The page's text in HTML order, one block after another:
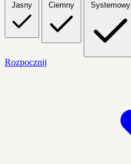
Jasny Ciemny Systemowy
Rozpocznij